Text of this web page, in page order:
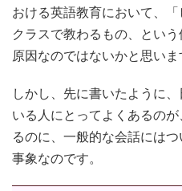
おける英語教育において、
クラスで教わるもの、とい
原因なのではないかと思いま
しかし、先に書いたように
いる人にとってよくあるの
るのに、一般的な会話には
事象なのです。